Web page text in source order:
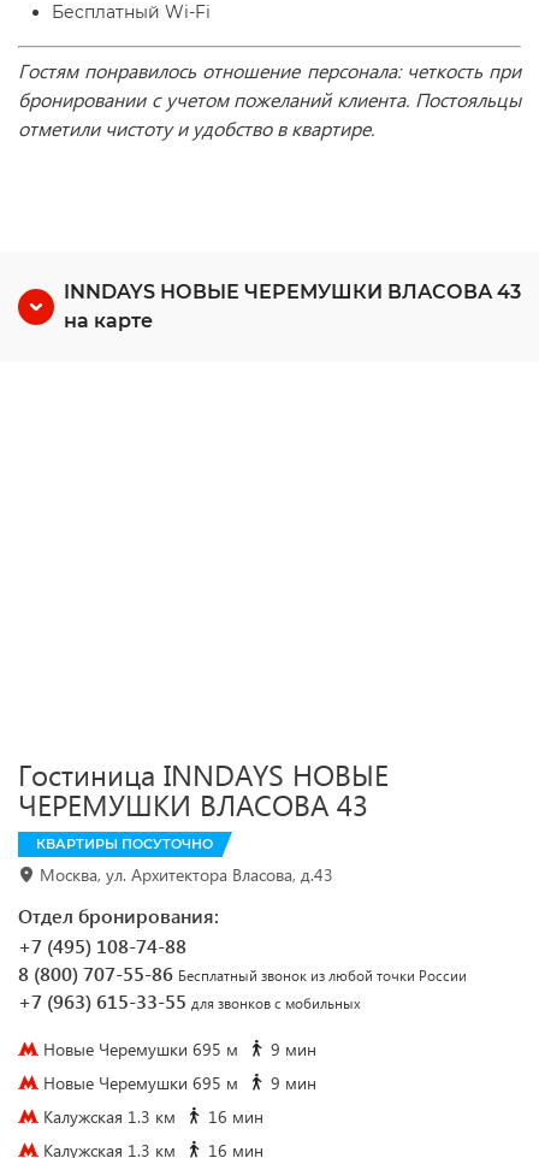
Бесплатный Wi-Fі
Гостям понравилось отношение персонала: четкость при
бронировании с учетом пожеланий клиента. Постояльцы
отметили чистоту и удобство в квартире.
INNDAYS НОВЫЕ ЧЕРЕМУШКИ ВЛАСОВА 43
на карте
Гостиница INNDAYS НОВЫЕ
ЧЕРЕМУШКИ ВЛАСОВА 43
КВАРТИРЫ ПОСУТОЧНО
Москва, ул. Архитектора Власова, д.43
Отдел бронирования:
+7 (495) 108-74-88
8 (800) 707-55-86 Бесплатный звонок из любой точки России
+7 (963) 615-33-55 для звонков с мобильных
Новые Черемушки 695 м
9 мин
Новые Черемушки 695 м
9 мин
Калужская 1.3 км
16 мин
Калужская 1.3 км
16 мин